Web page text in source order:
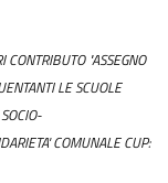
CONTRIBUTO "ASSEGNO
LE SCUOLE
COMUNALE CUP: